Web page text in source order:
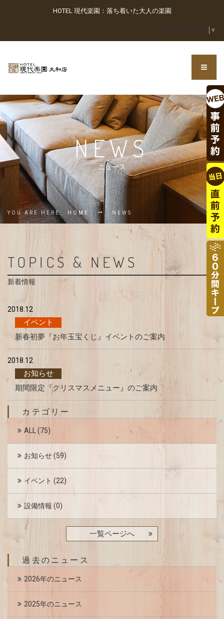
HOTEL 現代楽園：落ち着いた大人の楽園
Select Language ▼
NEWS
ニュース
YOU ARE HERE: HOME NEWS
TOPICS & NEWS
新着情報
2018.12
イベント
新春初夢『お年玉宝くじ』イベントのご案内
2018.12
お知らせ
期間限定『クリスマスメニュー』のご案内
カテゴリー
ALL (75)
お知らせ(59)
イベント (22)
設備情報 (0)
一覧ページへ
過去のニュース
2026年のニュース
2025年のニュース